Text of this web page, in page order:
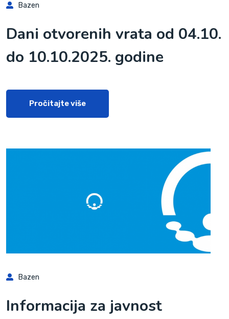
Bazen
Dani otvorenih vrata od 04.10.
do 10.10.2025. godine
Pročitajte više
Bazen
Informacija za javnost